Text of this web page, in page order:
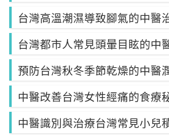
台灣高溫潮濕導致腳氣的中醫
台灣都市人常見頭暈目眩的中
預防台灣秋冬季節乾燥的中醫
中醫改善台灣女性經痛的食療
中醫識別與治療台灣常見小兒